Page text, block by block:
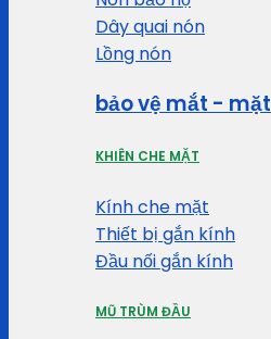
Dây quai nón
Lồng nón
bảo vệ mắt - mặt
KHIÊN CHE MẶT
Kính che mặt
Thiết bị gắn kính
Đầu nối gắn kính
MŨ TRÙM ĐẦU